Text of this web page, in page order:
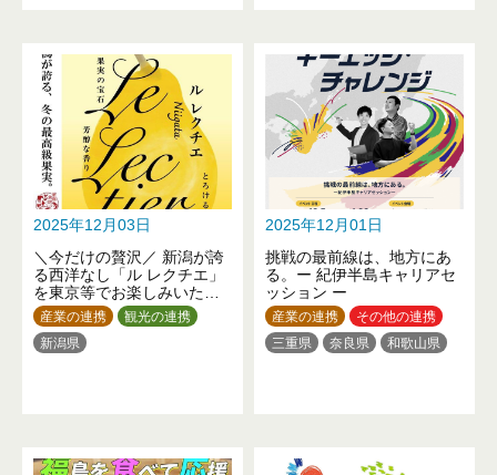
2025年12月03日
＼今だけの贅沢／ 新潟が誇
る西洋なし「ル レクチエ」
を東京等でお楽しみいただ
けます！
産業の連携
観光の連携
新潟県
2025年12月01日
挑戦の最前線は、地方にあ
る。ー 紀伊半島キャリアセ
ッション ー
産業の連携
その他の連携
三重県
奈良県 和歌山県